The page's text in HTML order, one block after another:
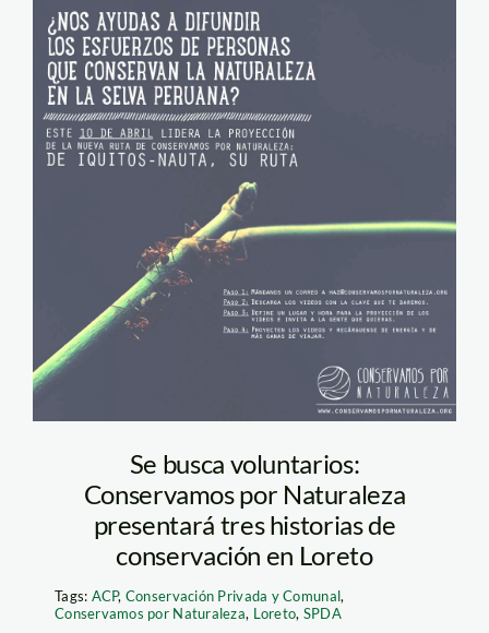
conservamos iquitos
nauta
Se busca voluntarios:
Conservamos por Naturaleza
presentará tres historias de
conservación en Loreto
Tags: ACP, Conservación Privada y Comunal,
Conservamos por Naturaleza, Loreto, SPDA